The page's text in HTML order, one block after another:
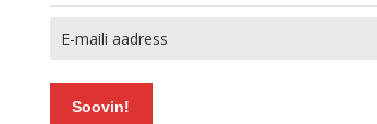
Soovin!